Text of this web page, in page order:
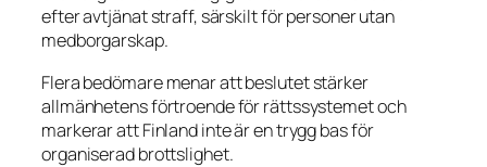
efter avtjänat straff, särskilt för personer utan
medborgarskap.
Flera bedömare menar att beslutet stärker
allmänhetens förtroende för rättssystemet och
markerar att Finland inte är en trygg bas för
organiserad brottslighet.